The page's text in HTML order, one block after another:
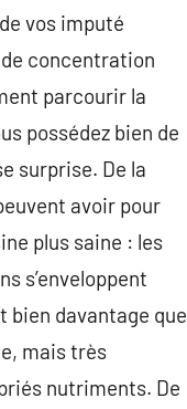
vos imputé
concentration
parcourir la
possédez bien de
surprise. De la
avoir pour
plus saine : les
s’enveloppent
bien davantage que
mais très
nutriments. De